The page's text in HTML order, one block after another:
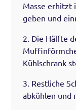
Masse erhitzt
geben und
2. Die Hälfte
Kühlschrank
3. Restliche
abkühlen und